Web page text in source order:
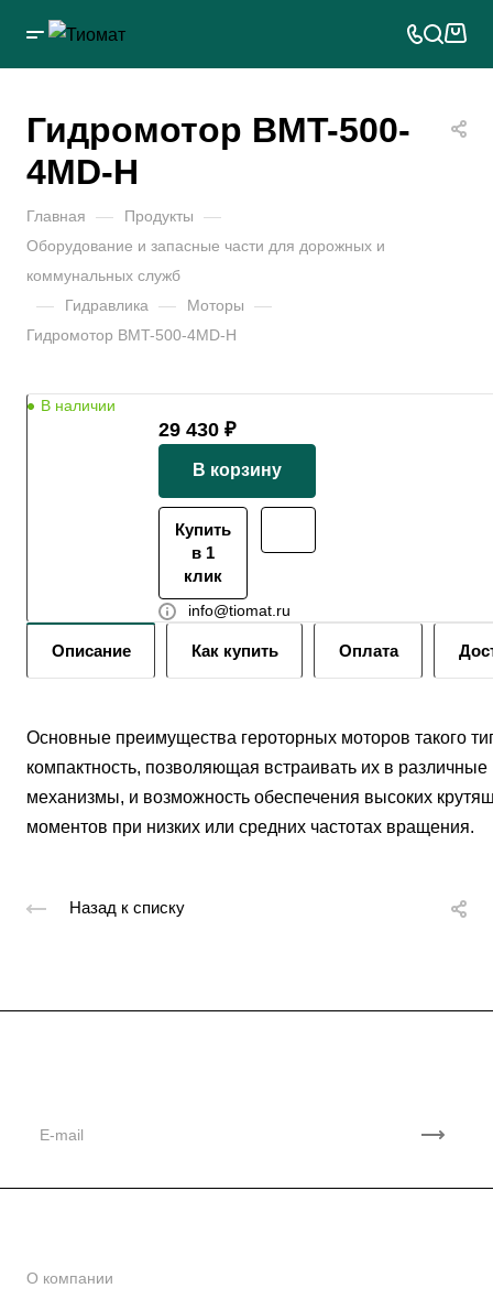
Гидромотор BMT-500-
4MD-H
Главная — Продукты —
Оборудование и запасные части для дорожных и
коммунальных служб
— Гидравлика — Моторы —
Гидромотор BMT-500-4MD-H
В наличии
29 430 ₽
В корзину
Купить
в 1
клик
info@tiomat.ru
Описание Как купить Оплата
Основные преимущества героторных моторов такого
компактность, позволяющая встраивать их в различные
механизмы, и возможность обеспечения высоких
моментов при низких или средних частотах вращения.
Назад к списку
О компании